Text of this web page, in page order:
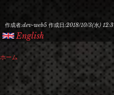
作成者:dev-web5 作成日:2018/10/3(水) 12:3
English
現
在
ホーム